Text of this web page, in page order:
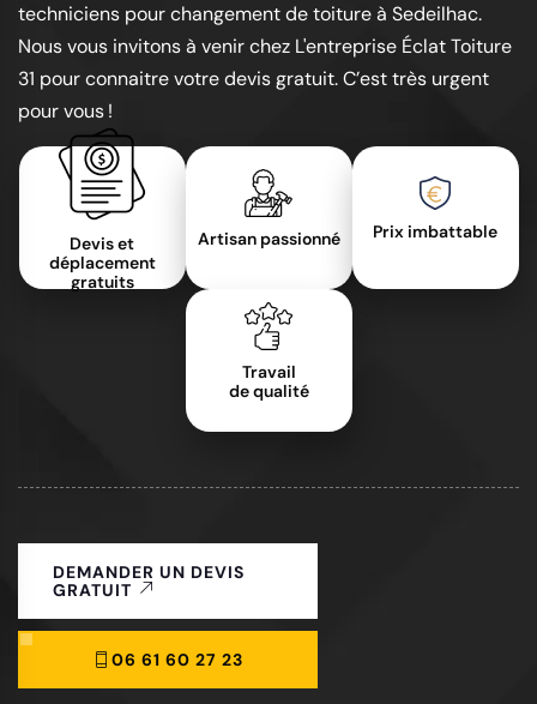
techniciens pour changement de toiture à Sedeilhac.
Nous vous invitons à venir chez L'entreprise Éclat Toiture
31 pour connaitre votre devis gratuit. C’est très urgent
pour vous !
Devis et
déplacement
gratuits
Artisan passionné Prix imbattable
Travail
de qualité
DEMANDER UN DEVIS
GRATUIT
06 61 60 27 23